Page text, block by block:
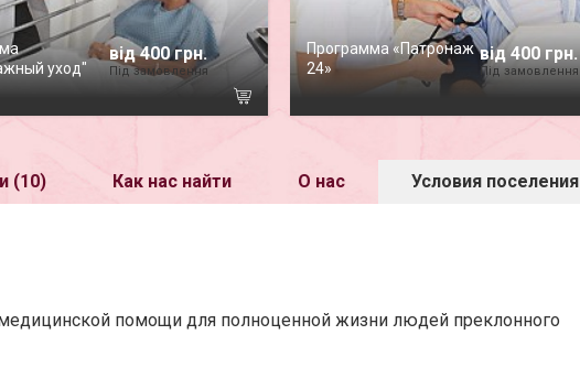
уход"
від 400 грн.
Під замовлення
Программа «Патронаж
24»
від 400 грн.
Під замовлення
(10) Как нас найти О нас Условия поселения
помощи для полноценной жизни людей преклонного